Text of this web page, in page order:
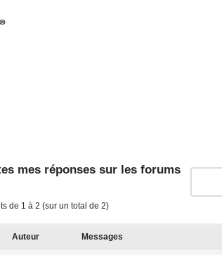
mes réponses sur les forums
de 1 à 2 (sur un total de 2)
Auteur Messages